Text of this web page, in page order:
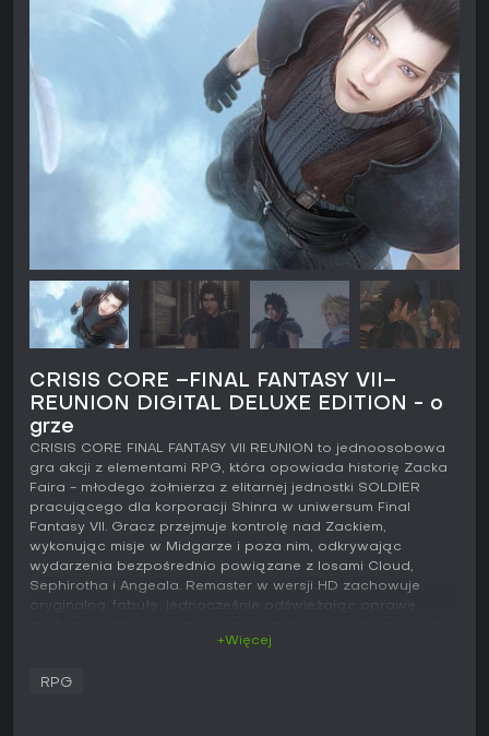
CRISIS CORE –FINAL FANTASY VII–
REUNION DIGITAL DELUXE EDITION - o
grze
CRISIS CORE FINAL FANTASY VII REUNION to jednoosobowa
gra akcji z elementami RPG, która opowiada historię Zacka
Faira - młodego żołnierza z elitarnej jednostki SOLDIER
pracującego dla korporacji Shinra w uniwersum Final
Fantasy VII. Gracz przejmuje kontrolę nad Zackiem,
wykonując misje w Midgarze i poza nim, odkrywając
wydarzenia bezpośrednio powiązane z losami Cloud,
Sephirotha i Angeala. Remaster w wersji HD zachowuje
oryginalną fabułę, jednocześnie odświeżając oprawę
platformach, w tym Xbox One i Xbox Series X/S.
Rozgrywka
+Więcej
RPG